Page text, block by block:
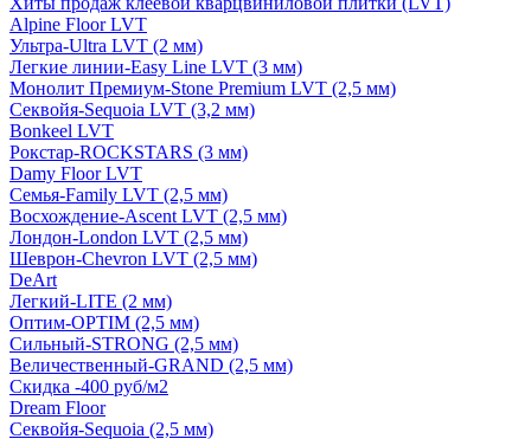
Alpine Floor LVT
Ультра-Ultra LVT (2 мм)
Легкие линии-Easy Line LVT (3 мм)
Монолит Премиум-Stone Premium LVT (2,5 мм)
Секвойя-Sequoia LVT (3,2 мм)
Bonkeel LVT
Рокстар-ROCKSTARS (3 мм)
Damy Floor LVT
Семья-Family LVT (2,5 мм)
Восхождение-Ascent LVT (2,5 мм)
Лондон-London LVT (2,5 мм)
Шеврон-Chevron LVT (2,5 мм)
DeArt
Легкий-LITE (2 мм)
Оптим-OPTIM (2,5 мм)
Сильный-STRONG (2,5 мм)
Величественный-GRAND (2,5 мм)
Скидка -400 руб/м2
Dream Floor
Секвойя-Sequoia (2,5 мм)